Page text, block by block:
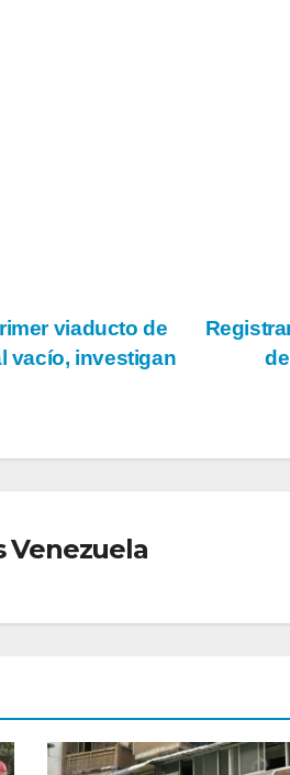
viaducto de
vacío, investigan
Venezuela